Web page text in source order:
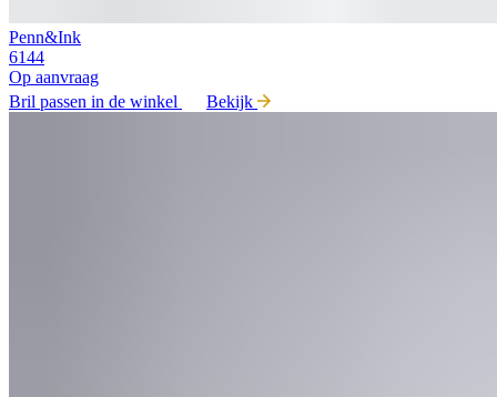
Penn&Ink
6144
Op aanvraag
Bril passen in de winkel
Bekijk